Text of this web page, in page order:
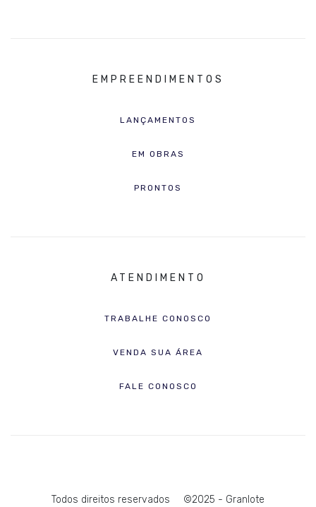
EMPREENDIMENTOS
LANÇAMENTOS
EM OBRAS
PRONTOS
ATENDIMENTO
TRABALHE CONOSCO
VENDA SUA ÁREA
FALE CONOSCO
Todos direitos reservados ©2025 - Granlote